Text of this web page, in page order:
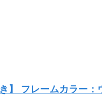
フレームカラー